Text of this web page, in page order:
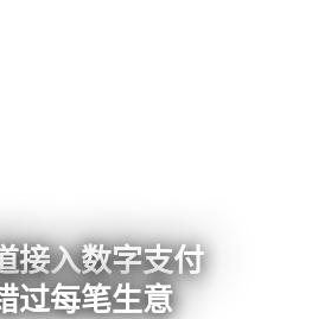
接入数字支付
过每笔生意